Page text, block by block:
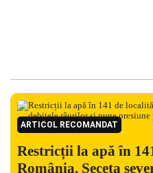
ARTICOL RECOMANDAT
Restricții la apă în
România. Seceta